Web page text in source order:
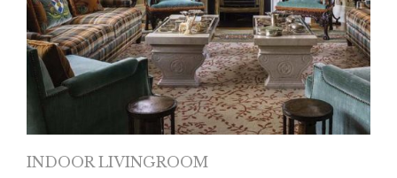
INDOOR LIVINGROOM